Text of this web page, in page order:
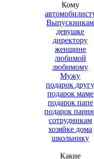
Кому
Выпускникам
девушке
директору
женщине
любимой
любимому
Мужу
подарок другу
подарок маме
подарок папе
подарок
сотрудникам
хозяйке дома
школьнику
Какие